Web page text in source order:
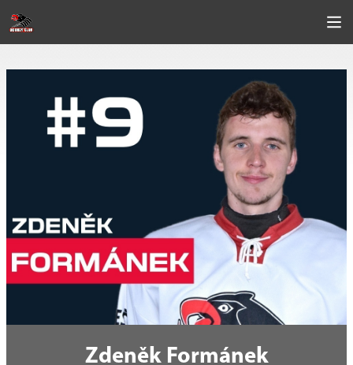
Zdeněk Formánek